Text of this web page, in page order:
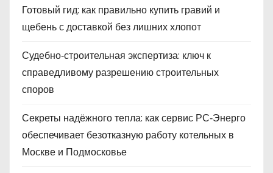
Готовый гид: как правильно купить гравий и
щебень с доставкой без лишних хлопот
Судебно‑строительная экспертиза: ключ к
справедливому разрешению строительных
споров
Секреты надёжного тепла: как сервис РС‑Энерго
обеспечивает безотказную работу котельных в
Москве и Подмосковье